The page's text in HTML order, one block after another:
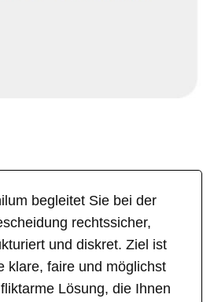
begleitet Sie bei der
rechtssicher,
und diskret. Ziel ist
klare, faire und möglichst
Lösung, die Ihnen